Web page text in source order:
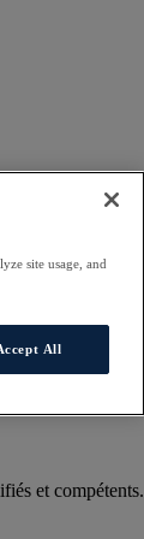
et compétents.
site usage, and
All